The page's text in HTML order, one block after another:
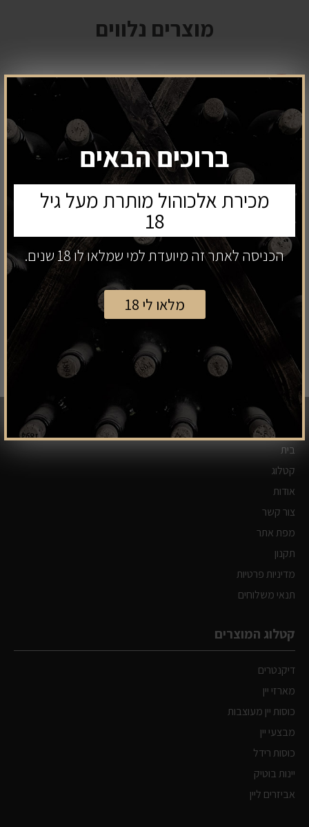
ברוכים הבאים
מכירת אלכוהול מותרת מעל גיל
18
הכניסה לאתר זה מיועדת למי שמלאו לו 18 שנים.
מלאו לי 18
מוצרים נלווים
פותחן קליק קאט - פולטקס
קרבונה מונזה
89
₪
פלטר סובניון בלאן יין לבן יבש
ניווט כללי
בית
קטלוג
אודות
צור קשר
מפת אתר
תקנון
מדיניות פרטיות
תנאי משלוחים
קטלוג המוצרים
דיקנטרים
מארזי יין
כוסות יין מעוצבות
מבצעי יין
כוסות רידל
יינות בוטיק
אביזרים ליין